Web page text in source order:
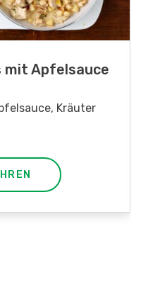
mit Apfelsauce
Kräuter